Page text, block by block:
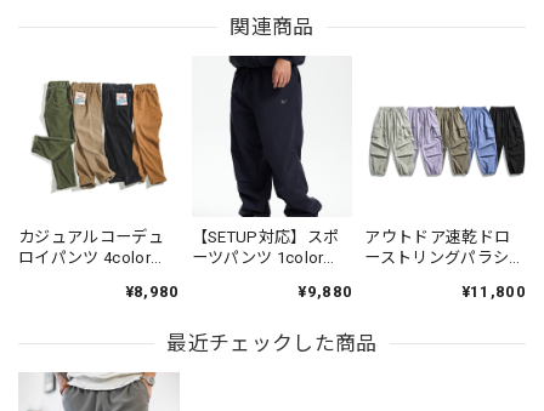
関連商品
カジュアルコーデュ
ロイパンツ 4color
¥8,980
【SETUP対応】スポ
ーツパンツ 1color
¥9,880
アウトドア速乾ドロ
ーストリングパラシ
¥11,800
最近チェックした商品